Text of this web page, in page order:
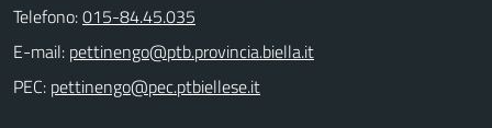
Telefono:015-84.45.035
E-mail:
PEC: